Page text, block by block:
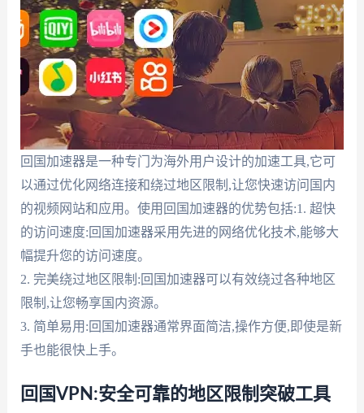
回国加速器是一种专门为海外用户设计的加速工具,它可
以通过优化网络连接和绕过地区限制,让您快速访问国内
的视频网站和应用。使用回国加速器的优势包括:1. 超快
的访问速度:回国加速器采用先进的网络优化技术,能够大
幅提升您的访问速度。
2. 完美绕过地区限制:回国加速器可以有效绕过各种地区
限制,让您畅享国内资源。
3. 简单易用:回国加速器通常界面简洁,操作方便,即使是新
手也能很快上手。
回国VPN:安全可靠的地区限制突破工具